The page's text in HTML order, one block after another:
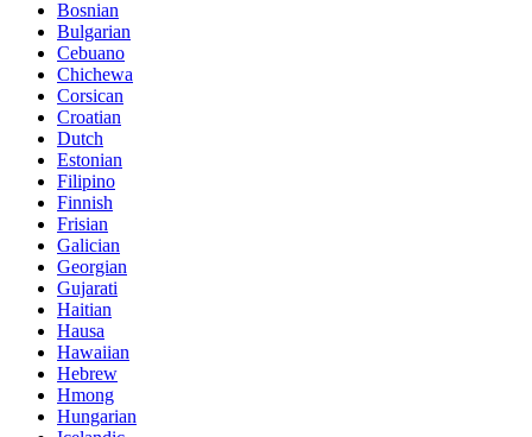
Bosnian
Bulgarian
Cebuano
Chichewa
Corsican
Croatian
Dutch
Estonian
Filipino
Finnish
Frisian
Galician
Georgian
Gujarati
Haitian
Hausa
Hawaiian
Hebrew
Hmong
Hungarian